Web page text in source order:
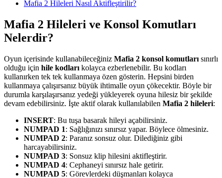
Mafia 2 Hileleri Nasıl Aktifleştirilir?
Mafia 2 Hileleri ve Konsol Komutları
Nelerdir?
Oyun içerisinde kullanabileceğiniz Mafia 2 konsol komutları sınırlı
olduğu için hile kodları kolayca ezberlenebilir. Bu kodları
kullanırken tek tek kullanmaya özen gösterin. Hepsini birden
kullanmaya çalışırsanız büyük ihtimalle oyun çökecektir. Böyle bir
durumla karşılaşırsanız yedeği yükleyerek oyuna hilesiz bir şekilde
devam edebilirsiniz. İşte aktif olarak kullanılabilen Mafia 2 hileleri:
INSERT: Bu tuşa basarak hileyi açabilirsiniz.
NUMPAD 1: Sağlığınızı sınırsız yapar. Böylece ölmesiniz.
NUMPAD 2: Paranız sonsuz olur. Dilediğiniz gibi
harcayabilirsiniz.
NUMPAD 3: Sonsuz klip hilesini aktifleştirir.
NUMPAD 4: Cephaneyi sınırsız hale getirir.
NUMPAD 5: Görevlerdeki düşmanları kolayca